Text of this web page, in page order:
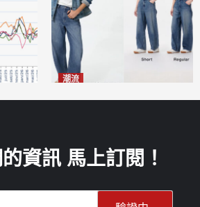
潮流
資訊 馬上訂閱！